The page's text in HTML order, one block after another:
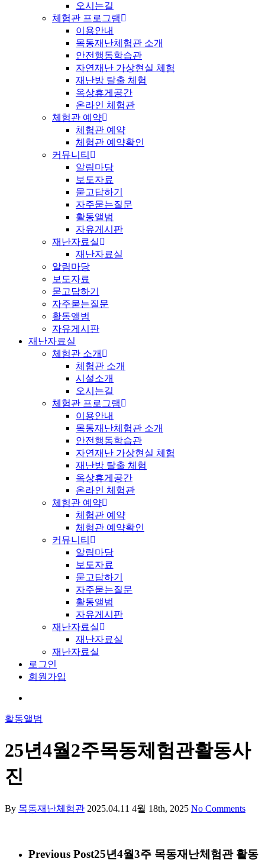
오시는길
체험관 프로그램
이용안내
목동재난체험관 소개
안전행동학습관
자연재난 가상현실 체험
재난방 탈출 체험
옥상휴게공간
온라인 체험관
체험관 예약
체험관 예약
체험관 예약확인
커뮤니티
알림마당
보도자료
묻고답하기
자주묻는질문
활동앨범
자유게시판
재난자료실
재난자료실
알림마당
보도자료
묻고답하기
자주묻는질문
활동앨범
자유게시판
재난자료실
체험관 소개
체험관 소개
시설소개
오시는길
체험관 프로그램
이용안내
목동재난체험관 소개
안전행동학습관
자연재난 가상현실 체험
재난방 탈출 체험
옥상휴게공간
온라인 체험관
체험관 예약
체험관 예약
체험관 예약확인
커뮤니티
알림마당
보도자료
묻고답하기
자주묻는질문
활동앨범
자유게시판
재난자료실
재난자료실
재난자료실
로그인
회원가입
활동앨범
25년4월2주목동체험관활동사
진
By 목동재난체험관 2025.04.11 4월 18th, 2025 No Comments
Previous Post25년4월3주 목동재난체험관 활동